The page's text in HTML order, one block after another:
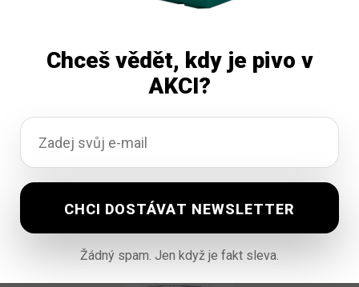
Koala Černá Hora 30l
519,16Kčvč. DPH
Přidat do košíku
Chceš vědět, kdy je pivo v
AKCI?
Žádný spam. Jen když je fakt sleva.